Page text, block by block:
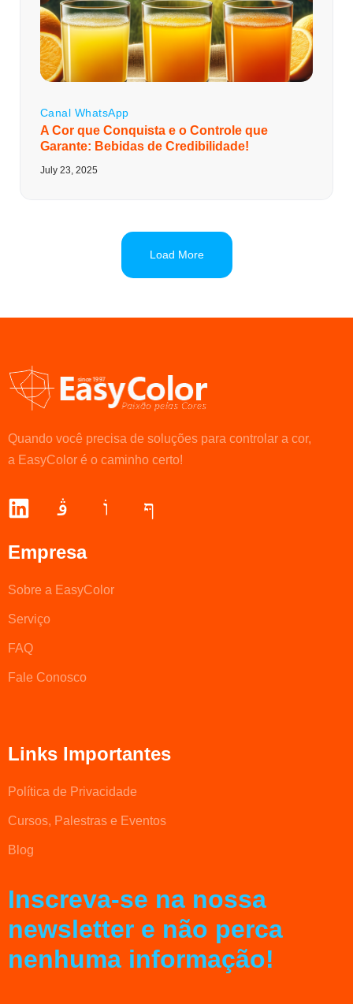
Canal WhatsApp
A Cor que Conquista e o Controle que
Garante: Bebidas de Credibilidade!
July 23, 2025
Load More
Quando você precisa de soluções para controlar a cor,
a EasyColor é o caminho certo!
Empresa
Sobre a EasyColor
Serviço
FAQ
Fale Conosco
Links Importantes
Política de Privacidade
Cursos, Palestras e Eventos
Blog
Inscreva-se na nossa
newsletter e não perca
nenhuma informação!